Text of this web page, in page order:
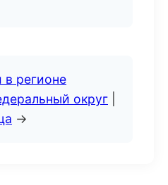
в регионе
округ
→